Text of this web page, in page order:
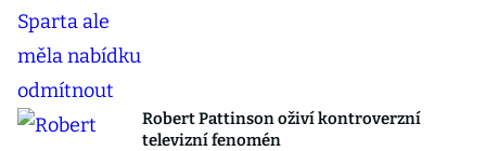
Robert Pattinson oživí kontroverzní
televizní fenomén